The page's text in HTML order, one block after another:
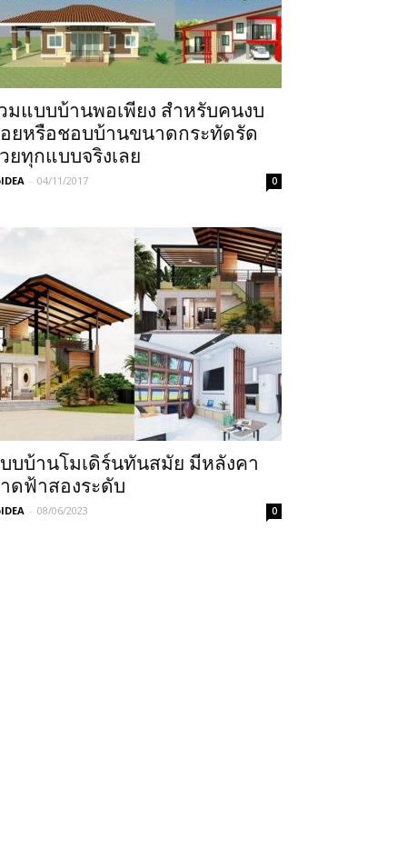
มแบบบ้านพอเพียง สำหรับคนงบ
ยหรือชอบบ้านขนาดกระทัดรัด
ยทุกแบบจริงเลย
- 04/11/2017 0
บบ้านโมเดิร์นทันสมัย มีหลังคา
ดฟ้าสองระดับ
- 08/06/2023 0